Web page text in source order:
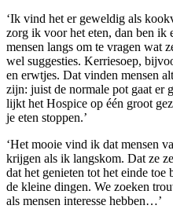
‘Ik vind het er geweldig als
zorg ik voor het eten, dan ben ik
mensen langs om te vragen wat
wel suggesties. Kerriesoep,
en erwtjes. Dat vinden mensen
zijn: juist de normale pot gaat er
lijkt het Hospice op één groot
je eten stoppen.’
‘Het mooie vind ik dat mensen
krijgen als ik langskom. Dat ze
dat het genieten tot het einde
de kleine dingen. We zoeken
als mensen interesse hebben…’